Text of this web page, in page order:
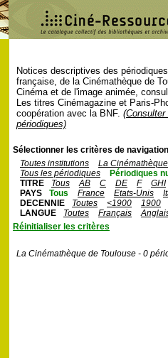
Notices descriptives des
française, de la Cinémathèque de
Cinéma et de l'image animée,
Les titres Cinémagazine et Paris-
coopération avec la BNF.
périodiques)
Sélectionner les critères de
Toutes institutions
La
Tous les périodiques
Périodiques
TITRE
Tous AB C DE F
GHI
PAYS
Tous France Etats-Unis
DECENNIE
Toutes <1900
1900
LANGUE
Toutes Français
Réinitialiser les critères
La Cinémathèque de Toulouse - 0